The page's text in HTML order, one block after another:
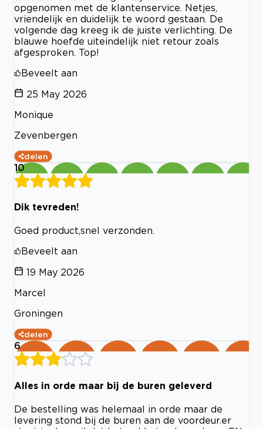
opgenomen met de klantenservice. Netjes,
vriendelijk en duidelijk te woord gestaan. De
volgende dag kreeg ik de juiste verlichting. De
blauwe hoefde uiteindelijk niet retour zoals
afgesproken. Top!
Beveelt aan
25 May 2026
Monique
Zevenbergen
delen
10
Dik tevreden!
Goed product,snel verzonden.
Beveelt aan
19 May 2026
Marcel
Groningen
delen
6
Alles in orde maar bij de buren geleverd
De bestelling was helemaal in orde maar de
levering stond bij de buren aan de voordeur.er